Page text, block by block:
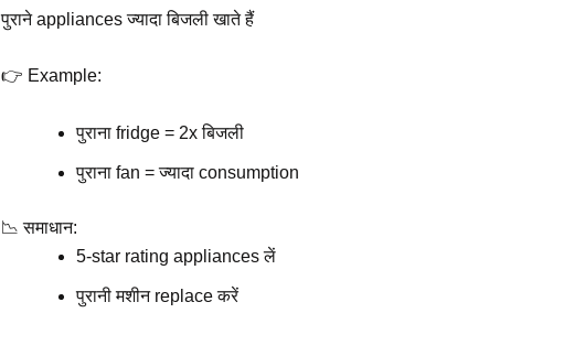
पुराने appliances ज्यादा बिजली खाते हैं
👉 Example:
पुराना fridge = 2x बिजली
पुराना fan = ज्यादा consumption
📉 समाधान:
5-star rating appliances लें
पुरानी मशीन replace करें